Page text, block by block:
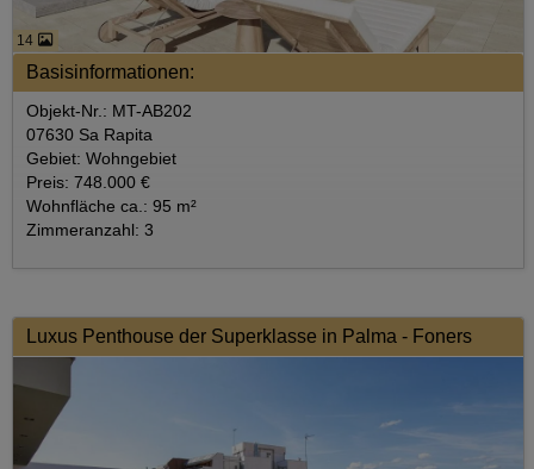
14
Basisinformationen:
Objekt-Nr.: MT-AB202
07630 Sa Rapita
Gebiet: Wohngebiet
Preis: 748.000 €
Wohnfläche ca.: 95 m²
Zimmeranzahl: 3
Luxus Penthouse der Superklasse in Palma - Foners